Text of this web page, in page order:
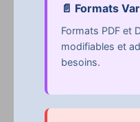
📄 Formats
Formats PDF et
modifiables et
besoins.